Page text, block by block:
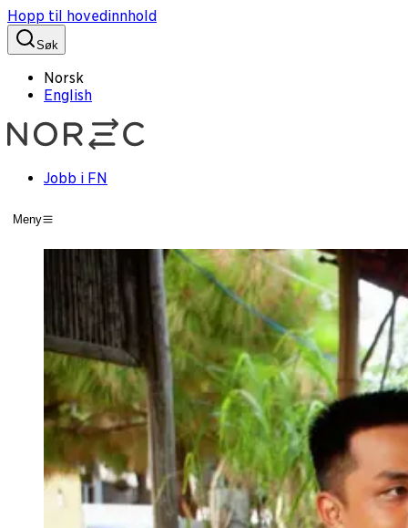
Hopp til hovedinnhold
Søk
Norsk
English
Jobb i FN
Meny